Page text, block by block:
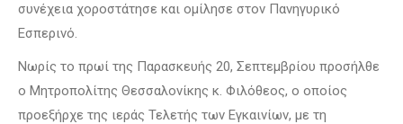
συνέχεια χοροστάτησε και ομίλησε στον Πανηγυρικό
Εσπερινό.
Νωρίς το πρωί της Παρασκευής 20, Σεπτεμβρίου προσήλθε
ο Μητροπολίτης Θεσσαλονίκης κ. Φιλόθεος, ο οποίος
προεξήρχε της ιεράς Τελετής των Εγκαινίων, με τη